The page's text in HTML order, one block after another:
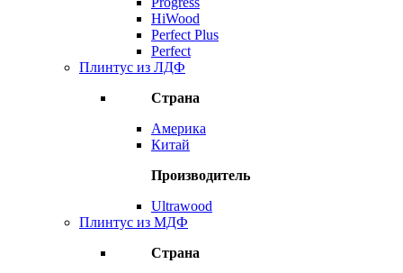
HiWood
Perfect Plus
Perfect
Плинтус из ЛДФ
Страна
Америка
Китай
Производитель
Ultrawood
Плинтус из МДФ
Страна